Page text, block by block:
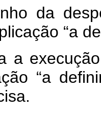
da
“a
a
“a